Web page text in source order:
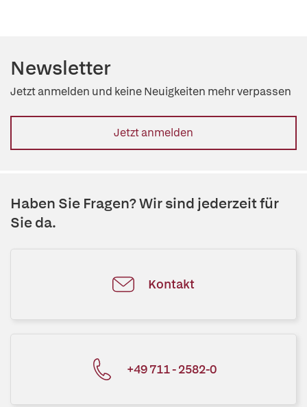
Newsletter
Jetzt anmelden und keine Neuigkeiten mehr verpassen
Jetzt anmelden
Haben Sie Fragen? Wir sind jederzeit für
Sie da.
Kontakt
+49 711 - 2582-0